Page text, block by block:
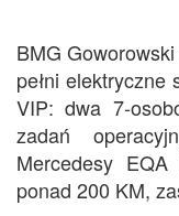
BMG
pełni elektryczne
VIP: dwa 7-
zadań
Mercedesy
ponad 200 KM,